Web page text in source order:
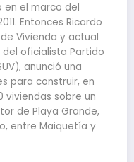
en el marco del
Entonces Ricardo
Vivienda y actual
oficialista Partido
anunció una
para construir, en
viviendas sobre un
de Playa Grande,
entre Maiquetía y